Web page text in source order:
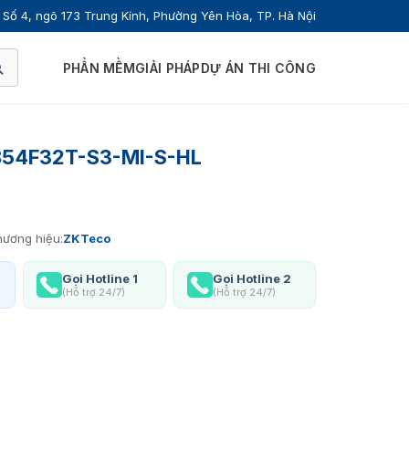
Số 4, ngõ 173 Trung Kính, Phường Yên Hòa, TP. Hà Nội
PHẦN MỀMGIẢI PHÁPDỰ ÁN THI CÔNG
S3-MI-S-HL
hiệu:ZKTeco
Gọi Hotline 1
(Hỗ trợ 24/7)
Gọi Hotline 2
(Hỗ trợ 24/7)